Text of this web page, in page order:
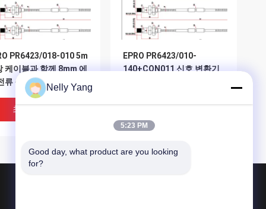
PR6423/018-010 5m
케이블과 함께 8mm 에
류 센서
최고의 가격
EPRO PR6423/010-
140+CON011 신호 변환기
Nelly Yang
5:23 PM
Good day, what product are you looking
for?